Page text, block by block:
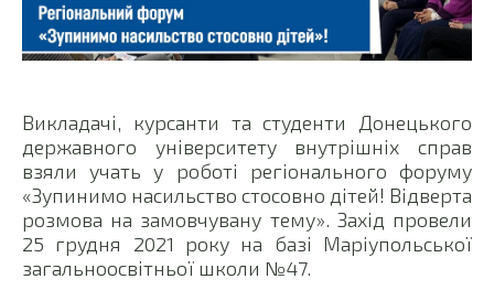
Викладачі, курсанти та студенти Донецького
державного університету внутрішніх справ
взяли учать у роботі регіонального форуму
«Зупинимо насильство стосовно дітей! Відверта
розмова на замовчувану тему». Захід провели
25 грудня 2021 року на базі Маріупольської
загальноосвітньої школи №47.